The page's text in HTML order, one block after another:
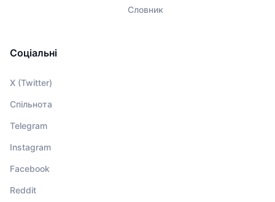
Словник
Соціальні
X (Twitter)
Спільнота
Telegram
Instagram
Facebook
Reddit